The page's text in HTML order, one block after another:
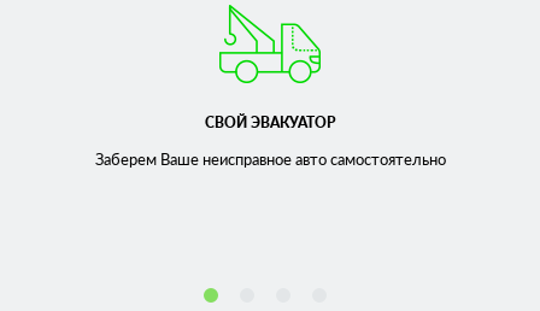
СВОЙ ЭВАКУАТОР
Заберем Ваше неисправноеавто самостоятельно